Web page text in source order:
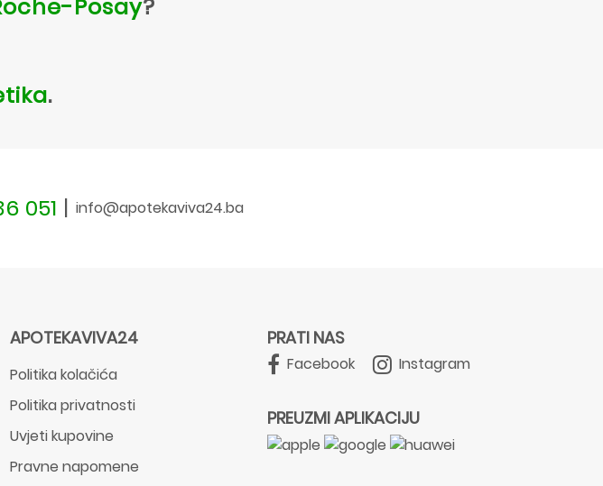
Posay?
.
051 | info@apotekaviva24.ba
APOTEKAVIVA24
Politika kolačića
Politika privatnosti
Uvjeti kupovine
Pravne napomene
PRATI NAS
Facebook Instagram
PREUZMI APLIKACIJU